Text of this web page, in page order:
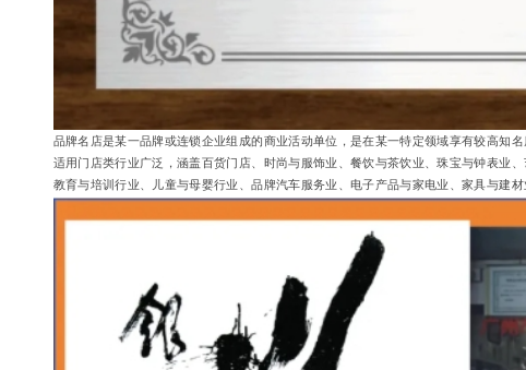
品牌名店是某一品牌或连锁企业组成的商业活动单位，是在某一特定领域享有较高知
适用门店类行业广泛，涵盖百货门店、时尚与服饰业、餐饮与茶饮业、珠宝与钟表业
教育与培训行业、儿童与母婴行业、品牌汽车服务业、电子产品与家电业、家具与建材